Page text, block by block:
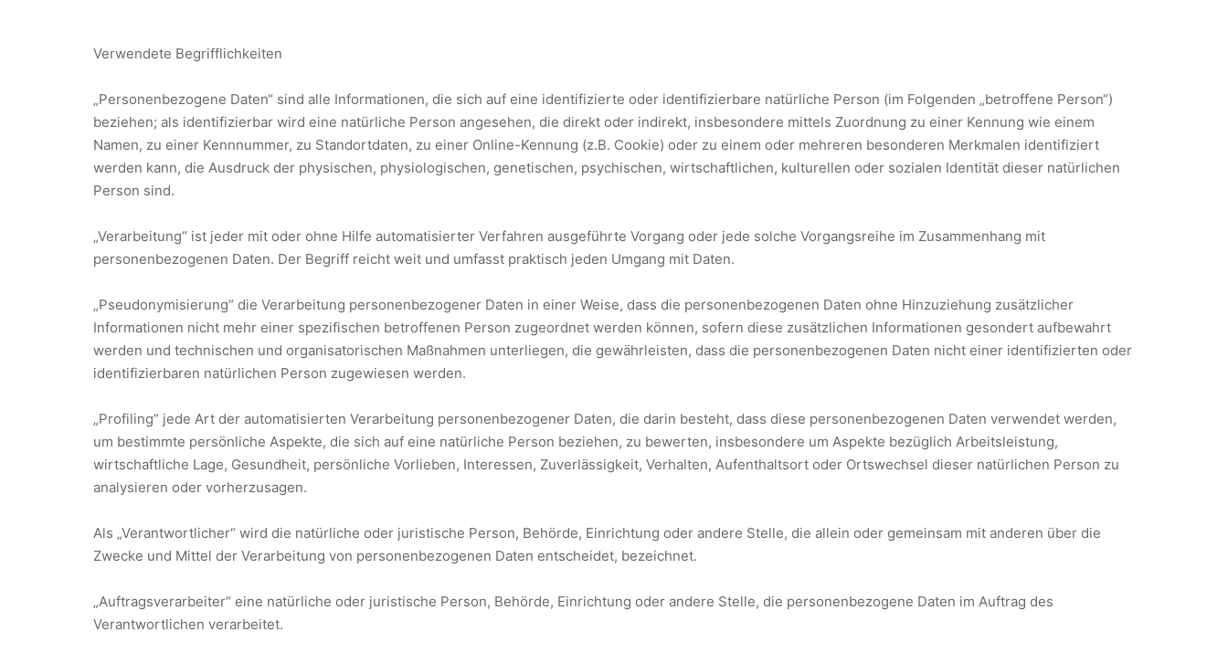
Verwendete Begrifflichkeiten
„Personenbezogene Daten“ sind alle Informationen, die sich auf eine identifizierte oder identifizierbare natürliche Person (im Folgenden „betroffene Person“)
beziehen; als identifizierbar wird eine natürliche Person angesehen, die direkt oder indirekt, insbesondere mittels Zuordnung zu einer Kennung wie einem
Namen, zu einer Kennnummer, zu Standortdaten, zu einer Online-Kennung (z.B. Cookie) oder zu einem oder mehreren besonderen Merkmalen identifiziert
werden kann, die Ausdruck der physischen, physiologischen, genetischen, psychischen, wirtschaftlichen, kulturellen oder sozialen Identität dieser natürlichen
Person sind.
„Verarbeitung“ ist jeder mit oder ohne Hilfe automatisierter Verfahren ausgeführte Vorgang oder jede solche Vorgangsreihe im Zusammenhang mit
personenbezogenen Daten. Der Begriff reicht weit und umfasst praktisch jeden Umgang mit Daten.
„Pseudonymisierung“ die Verarbeitung personenbezogener Daten in einer Weise, dass die personenbezogenen Daten ohne Hinzuziehung zusätzlicher
Informationen nicht mehr einer spezifischen betroffenen Person zugeordnet werden können, sofern diese zusätzlichen Informationen gesondert aufbewahrt
werden und technischen und organisatorischen Maßnahmen unterliegen, die gewährleisten, dass die personenbezogenen Daten nicht einer identifizierten oder
identifizierbaren natürlichen Person zugewiesen werden.
„Profiling“ jede Art der automatisierten Verarbeitung personenbezogener Daten, die darin besteht, dass diese personenbezogenen Daten verwendet werden,
um bestimmte persönliche Aspekte, die sich auf eine natürliche Person beziehen, zu bewerten, insbesondere um Aspekte bezüglich Arbeitsleistung,
wirtschaftliche Lage, Gesundheit, persönliche Vorlieben, Interessen, Zuverlässigkeit, Verhalten, Aufenthaltsort oder Ortswechsel dieser natürlichen Person zu
analysieren oder vorherzusagen.
Als „Verantwortlicher“ wird die natürliche oder juristische Person, Behörde, Einrichtung oder andere Stelle, die allein oder gemeinsam mit anderen über die
Zwecke und Mittel der Verarbeitung von personenbezogenen Daten entscheidet, bezeichnet.
„Auftragsverarbeiter“ eine natürliche oder juristische Person, Behörde, Einrichtung oder andere Stelle, die personenbezogene Daten im Auftrag des
Verantwortlichen verarbeitet.